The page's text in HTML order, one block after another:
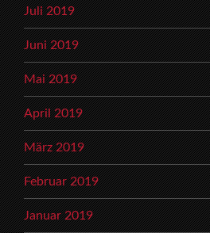
Juli 2019
Juni 2019
Mai 2019
April 2019
März 2019
Februar 2019
Januar 2019